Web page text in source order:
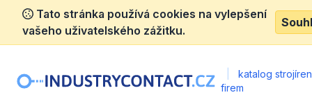
Tato stránka používá cookies na vylepšení
vašeho uživatelského zážitku.
katalog
firem